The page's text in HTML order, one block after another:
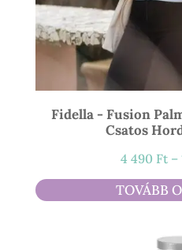
Fidella - Fusion
Csatos
4 490 Ft –
TOVÁBB